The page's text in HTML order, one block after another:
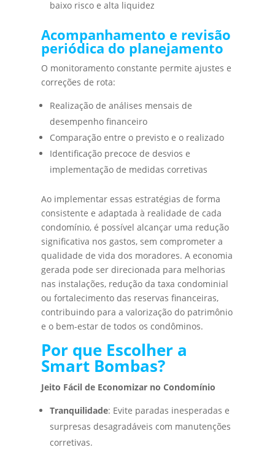
baixo risco e alta liquidez
Acompanhamento e revisão
periódica do planejamento
O monitoramento constante permite ajustes e
correções de rota:
Realização de análises mensais de
desempenho financeiro
Comparação entre o previsto e o realizado
Identificação precoce de desvios e
implementação de medidas corretivas
Ao implementar essas estratégias de forma
consistente e adaptada à realidade de cada
condomínio, é possível alcançar uma redução
significativa nos gastos, sem comprometer a
qualidade de vida dos moradores. A economia
gerada pode ser direcionada para melhorias
nas instalações, redução da taxa condominial
ou fortalecimento das reservas financeiras,
contribuindo para a valorização do patrimônio
e o bem-estar de todos os condôminos.
Por que Escolher a
Smart Bombas?
Jeito Fácil de Economizar no Condomínio
Tranquilidade: Evite paradas inesperadas e
surpresas desagradáveis com manutenções
corretivas.